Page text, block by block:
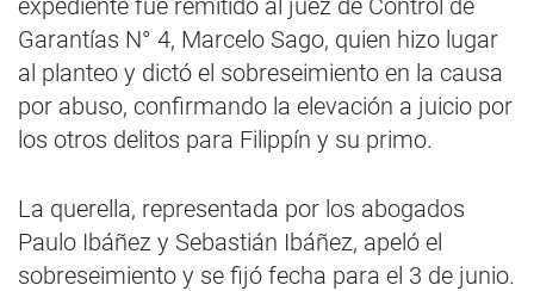
expediente fue remitido al juez de Control de
Garantías N° 4, Marcelo Sago, quien hizo lugar
al planteo y dictó el sobreseimiento en la causa
por abuso, confirmando la elevación a juicio por
los otros delitos para Filippín y su primo.
La querella, representada por los abogados
Paulo Ibáñez y Sebastián Ibáñez, apeló el
sobreseimiento y se fijó fecha para el 3 de junio.